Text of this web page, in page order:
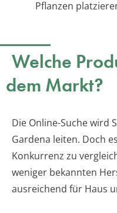
Pflanzen
Welche
dem Markt?
Die Online-Suche wird
Gardena leiten. Doch
Konkurrenz zu
weniger bekannten
ausreichend für Haus